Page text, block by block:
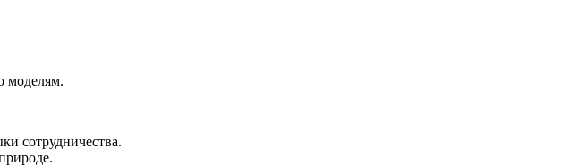
моделям.
сотрудничества.